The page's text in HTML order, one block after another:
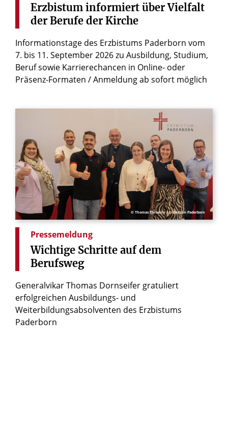
Erzbistum informiert über Vielfalt
der Berufe der Kirche
Informationstage des Erzbistums Paderborn vom
7. bis 11. September 2026 zu Ausbildung, Studium,
Beruf sowie Karrierechancen in Online- oder
Präsenz-Formaten / Anmeldung ab sofort möglich
© Thomas Throenle / Erzbistum Paderborn
Pressemeldung
Wichtige Schritte auf dem
Berufsweg
Generalvikar Thomas Dornseifer gratuliert
erfolgreichen Ausbildungs- und
Weiterbildungsabsolventen des Erzbistums
Paderborn